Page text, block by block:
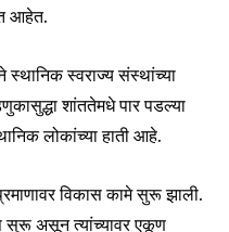
75
आहेत.
स्थानिक स्वराज्य संस्थांच्या
शांततेमधे पार पडल्या
लोकांच्या हाती आहे.
विकास कामे सुरू झाली.
सुरू असून त्यांच्यावर एकूण